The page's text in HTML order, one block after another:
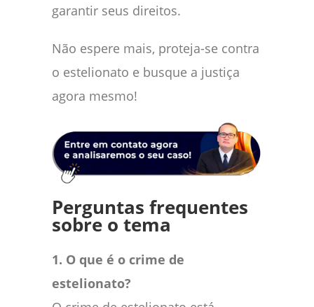
garantir seus direitos.
Não espere mais, proteja-se contra
o estelionato e busque a justiça
agora mesmo!
Perguntas frequentes
sobre o tema
1. O que é o crime de
estelionato?